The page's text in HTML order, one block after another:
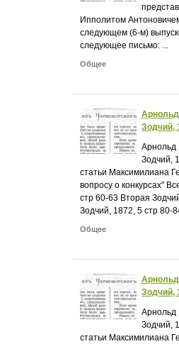
Ипполитом
следующем (6-м)
следующее письмо: ...
Общее
Арнольд
Зодчий,
Арнольд
Зодчий,
статьи Максимилиана
вопросу о конкурсах"
стр 60-63 Вторая
Зодчий, 1872, 5 стр 80-
Общее
Арнольд
Зодчий,
Арнольд
Зодчий,
статьи Максимилиана